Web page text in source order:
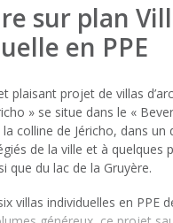
sur plan
en PPE
plaisant projet de villas
» se situe dans le «
colline de Jéricho, dans un
de la ville et à quelques
que du lac de la Gruyère.
villas individuelles en PPE